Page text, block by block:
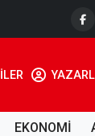
EKONOMİ